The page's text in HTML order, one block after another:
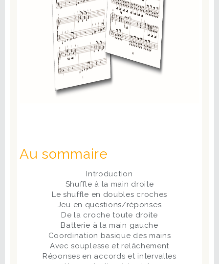
Au sommaire
Introduction
Shuffle à la main droite
Le shuffle en doubles croches
Jeu en questions/réponses
De la croche toute droite
Batterie à la main gauche
Coordination basique des mains
Avec souplesse et relâchement
Réponses en accords et intervalles